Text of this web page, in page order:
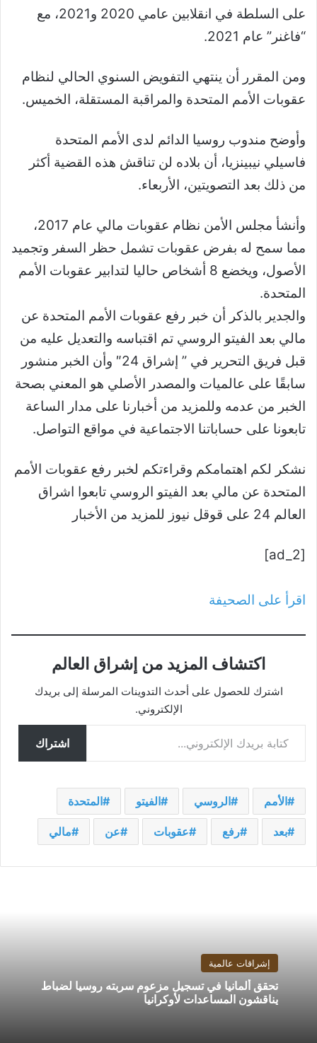
على السلطة في انقلابين عامي 2020 و2021، مع
“فاغنر” عام 2021.
ومن المقرر أن ينتهي التفويض السنوي الحالي لنظام
عقوبات الأمم المتحدة والمراقبة المستقلة، الخميس.
وأوضح مندوب روسيا الدائم لدى الأمم المتحدة
فاسيلي نيبينزيا، أن بلاده لن تناقش هذه القضية أكثر
من ذلك بعد التصويتين، الأربعاء.
وأنشأ مجلس الأمن نظام عقوبات مالي عام 2017،
مما سمح له بفرض عقوبات تشمل حظر السفر وتجميد
الأصول، ويخضع 8 أشخاص حاليا لتدابير عقوبات الأمم
المتحدة.
والجدير بالذكر أن خبر رفع عقوبات الأمم المتحدة عن
مالي بعد الفيتو الروسي تم اقتباسه والتعديل عليه من
قبل فريق التحرير في ” إشراق 24″ وأن الخبر منشور
سابقًا على عالميات والمصدر الأصلي هو المعني بصحة
الخبر من عدمه وللمزيد من أخبارنا على مدار الساعة
تابعونا على حساباتنا الاجتماعية في مواقع التواصل.
نشكر لكم اهتمامكم وقراءتكم لخبر رفع عقوبات الأمم
المتحدة عن مالي بعد الفيتو الروسي تابعوا اشراق
العالم 24 على قوقل نيوز للمزيد من الأخبار
[ad_2]
اقرأ على الصحيفة
اكتشاف المزيد من إشراق العالم
اشترك للحصول على أحدث التدوينات المرسلة إلى بريدك
الإلكتروني.
كتابة بريدك الإلكتروني...
اشتراك
الأمم الروسي الفيتو المتحدة
بعد رفع عقوبات عن مالي
إشراقات عالمية
تحقق ألمانيا في تسجيل مزعوم سربته روسيا لضباط
يناقشون المساعدات لأوكرانيا